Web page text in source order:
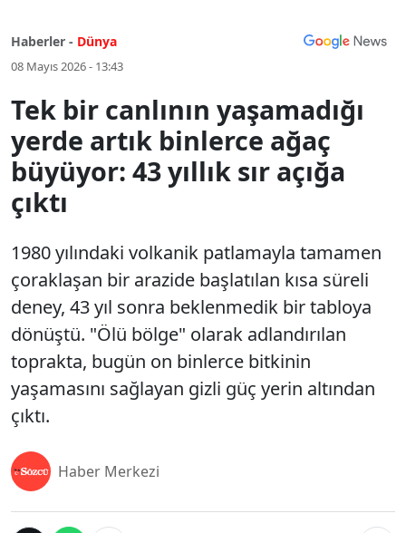
Haberler - Dünya
08 Mayıs 2026 - 13:43
Tek bir canlının yaşamadığı
yerde artık binlerce ağaç
büyüyor: 43 yıllık sır açığa
çıktı
1980 yılındaki volkanik patlamayla tamamen
çoraklaşan bir arazide başlatılan kısa süreli
deney, 43 yıl sonra beklenmedik bir tabloya
dönüştü. "Ölü bölge" olarak adlandırılan
toprakta, bugün on binlerce bitkinin
yaşamasını sağlayan gizli güç yerin altından
çıktı.
Haber Merkezi